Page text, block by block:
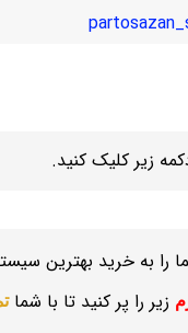
زیر کلیک کنید.
را به خرید بهترین
زیر را پر کنید تا با شما